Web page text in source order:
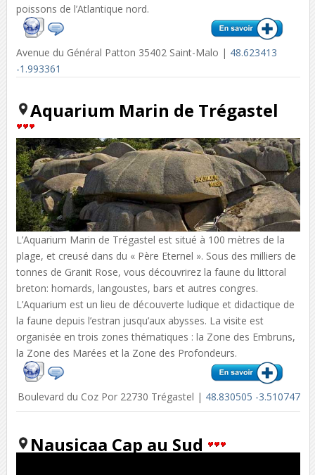
poissons de l’Atlantique nord.
Avenue du Général Patton 35402 Saint-Malo | 48.623413
-1.993361
Aquarium Marin de Trégastel
L’Aquarium Marin de Trégastel est situé à 100 mètres de la
plage, et creusé dans du « Père Eternel ». Sous des milliers de
tonnes de Granit Rose, vous découvrirez la faune du littoral
breton: homards, langoustes, bars et autres congres.
L’Aquarium est un lieu de découverte ludique et didactique de
la faune depuis l’estran jusqu’aux abysses. La visite est
organisée en trois zones thématiques : la Zone des Embruns,
la Zone des Marées et la Zone des Profondeurs.
Boulevard du Coz Por 22730 Trégastel | 48.830505 -3.510747
Nausicaa Cap au Sud